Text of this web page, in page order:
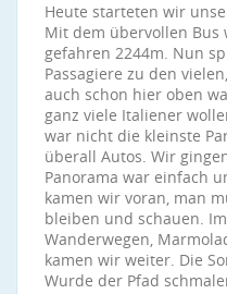
Heute starteten wir
Mit dem übervollen Bus
gefahren 2244m. Nun
Passagiere zu den
auch schon hier oben
ganz viele Italiener
war nicht die kleinste
überall Autos. Wir
Panorama war einfach
kamen wir voran, man
bleiben und schauen.
Wanderwegen,
kamen wir weiter. Die
Wurde der Pfad